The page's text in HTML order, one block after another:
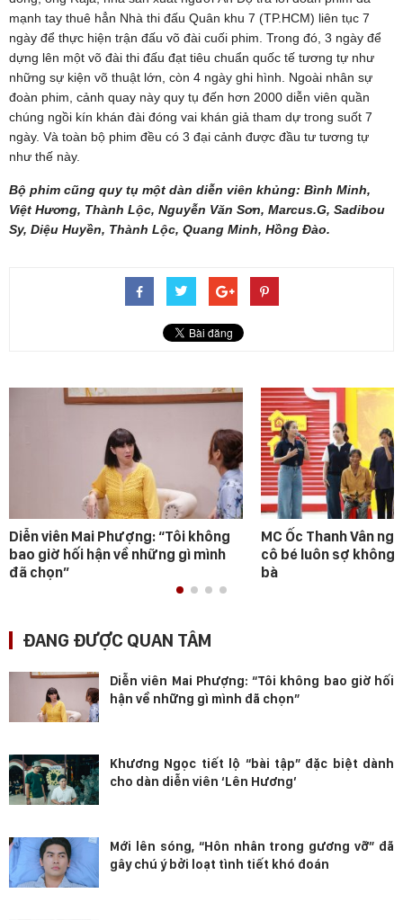
mạnh tay thuê hẳn Nhà thi đấu Quân khu 7 (TP.HCM) liên tục 7
ngày để thực hiện trận đấu võ đài cuối phim. Trong đó, 3 ngày để
dựng lên một võ đài thi đấu đạt tiêu chuẩn quốc tế tương tự như
những sự kiện võ thuật lớn, còn 4 ngày ghi hình. Ngoài nhân sự
đoàn phim, cảnh quay này quy tụ đến hơn 2000 diễn viên quần
chúng ngồi kín khán đài đóng vai khán giả tham dự trong suốt 7
ngày. Và toàn bộ phim đều có 3 đại cảnh được đầu tư tương tự
như thế này.
Bộ phim cũng quy tụ một dàn diễn viên khủng: Bình Minh,
Việt Hương, Thành Lộc, Nguyễn Văn Sơn, Marcus.G, Sadibou
Sy, Diệu Huyền, Thành Lộc, Quang Minh, Hồng Đào.
Diễn viên Mai Phượng: “Tôi không
bao giờ hối hận về những gì mình
đã chọn”
MC Ốc Thanh Vân
cô bé luôn sợ không
bà
ĐANG ĐƯỢC QUAN TÂM
Diễn viên Mai Phượng: “Tôi không bao giờ hối
hận về những gì mình đã chọn”
Khương Ngọc tiết lộ “bài tập” đặc biệt dành
cho dàn diễn viên ‘Lên Hương’
Mới lên sóng, “Hôn nhân trong gương vỡ” đã
gây chú ý bởi loạt tình tiết khó đoán